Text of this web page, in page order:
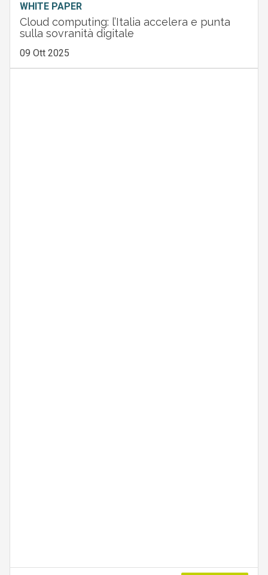
WHITE PAPER
Cloud computing: l’Italia accelera e punta
sulla sovranità digitale
09 Ott 2025